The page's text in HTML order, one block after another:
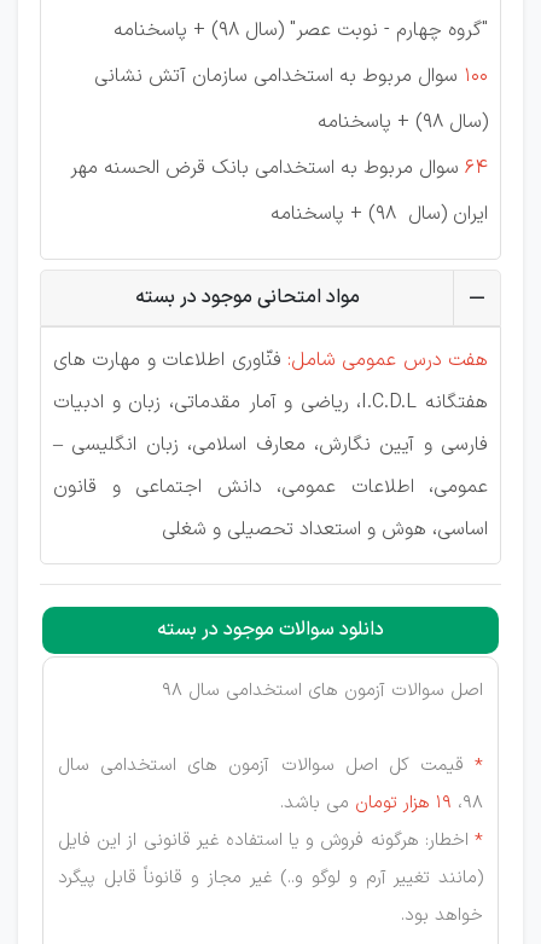
"گروه چهارم - نوبت عصر" (سال 98) + پاسخنامه
100 سوال مربوط به استخدامی سازمان آتش نشانی
(سال 98) + پاسخنامه
64 سوال مربوط به استخدامی بانک قرض الحسنه مهر
ایران (سال 98) + پاسخنامه
مواد امتحانی موجود در بسته
هفت درس عمومی شامل: فنّاوری اطلاعات و مهارت های
هفتگانه I.C.D.L، ریاضی و آمار مقدماتی، زبان و ادبیات
فارسی و آیین نگارش، معارف اسلامی، زبان انگلیسی –
عمومی، اطلاعات عمومی، دانش اجتماعی و قانون
اساسی، هوش و استعداد تحصیلی و شغلی
دانلود سوالات موجود در بسته
اصل سوالات آزمون های استخدامی سال 98
* قیمت کل اصل سوالات آزمون های استخدامی سال
98، 19 هزار تومان می باشد.
* اخطار: هرگونه فروش و یا استفاده غیر قانونی از این فایل
(مانند تغییر آرم و لوگو و..) غیر مجاز و قانوناً قابل پیگرد
خواهد بود.